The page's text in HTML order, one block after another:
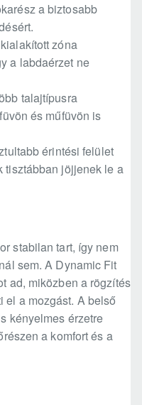
a biztosabb
zóna
a labdaérzet ne
talajtípusra
és műfüvön is
érintési felület
tisztábban jöjjenek le a
stabilan tart, így nem
sem. A Dynamic Fit
ad, miközben a rögzítés
el a mozgást. A belső
kényelmes érzetre
a komfort és a